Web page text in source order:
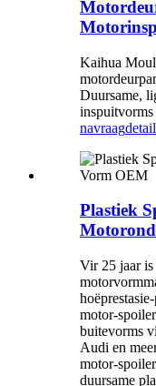
Kaihua
Duursame,
navraagdetail
Plastiek
Vir 25 jaar
motor-
buitevorms
Audi en
motor-
duursame